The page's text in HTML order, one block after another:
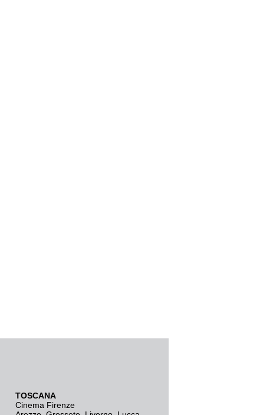
TOSCANA
Cinema Firenze